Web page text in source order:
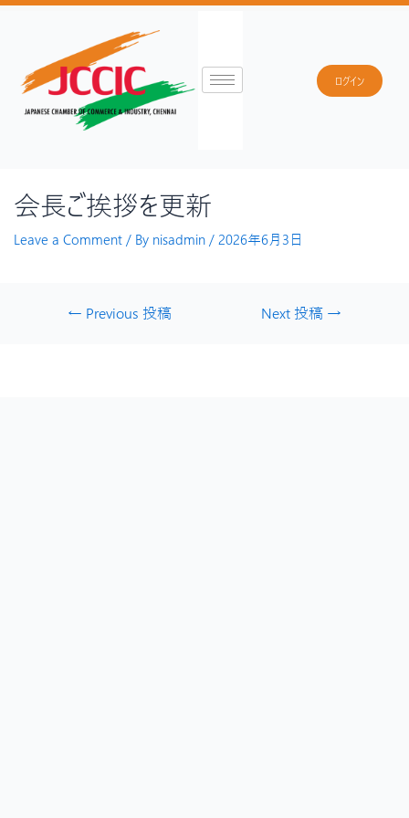
ログイン
会長ご挨拶を更新
Leave a Comment / By nisadmin / 2026年6月3日
← Previous 投稿 Next 投稿 →